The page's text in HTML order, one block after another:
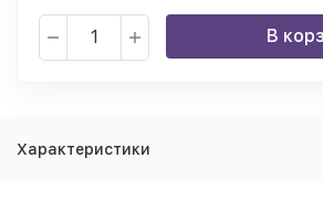
В
Характеристики